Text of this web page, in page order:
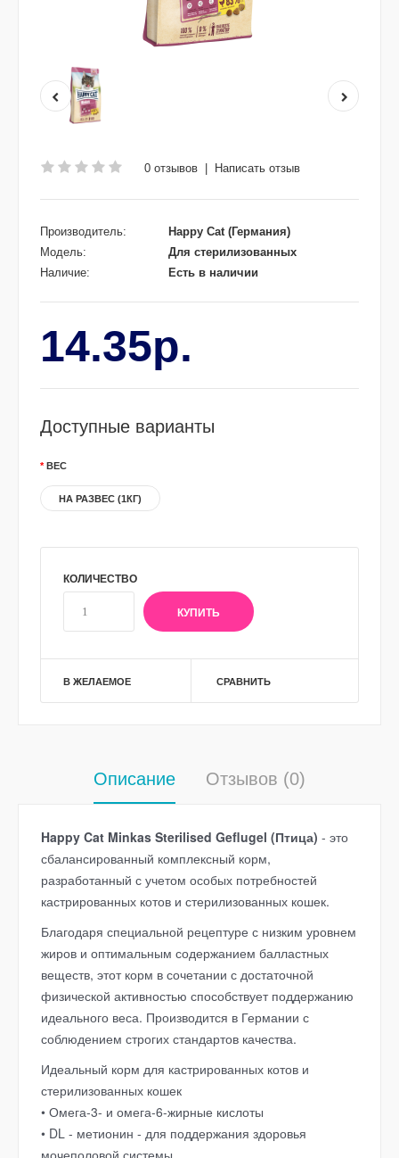
0 отзывов Написать отзыв
Производитель:
Happy Cat (Германия)
Модель:
Для стерилизованных
Наличие:
Есть в наличии
14.35р.
Доступные варианты
ВЕС
НА РАЗВЕС (1КГ)
КОЛИЧЕСТВО
В ЖЕЛАЕМОЕ СРАВНИТЬ
Описание Отзывов (0)
Happy Cat Minkas Sterilised Geflugel (Птица) - это
сбалансированный комплексный корм,
разработанный с учетом особых потребностей
кастрированных котов и стерилизованных кошек.
Благодаря специальной рецептуре с низким уровнем
жиров и оптимальным содержанием балластных
веществ, этот корм в сочетании с достаточной
физической активностью способствует поддержанию
идеального веса. Производится в Германии с
соблюдением строгих стандартов качества.
Идеальный корм для кастрированных котов и
стерилизованных кошек
• Омега-3- и омега-6-жирные кислоты
• DL - метионин - для поддержания здоровья
мочеполовой системы